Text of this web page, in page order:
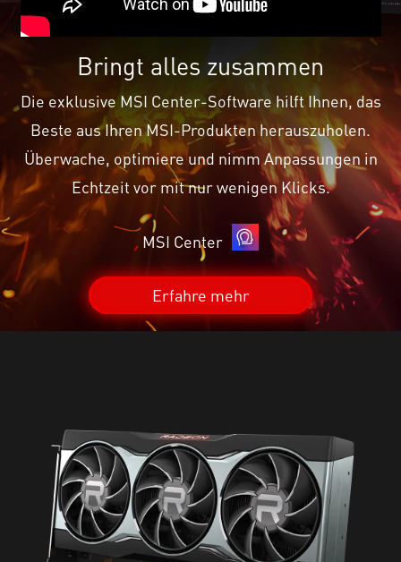
Bringt alles zusammen
Die exklusive MSI Center-Software hilft Ihnen, das
Beste aus Ihren MSI-Produkten herauszuholen.
Überwache, optimiere und nimm Anpassungen in
Echtzeit vor mit nur wenigen Klicks.
MSI Center
Erfahre mehr